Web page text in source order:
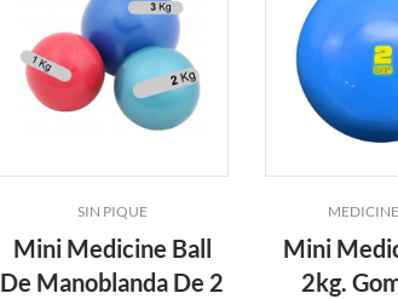
SIN PIQUE
Mini Medicine Ball
De Manoblanda De 2
Mini
2kg.